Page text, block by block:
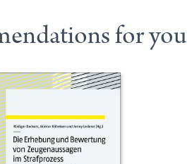
for you